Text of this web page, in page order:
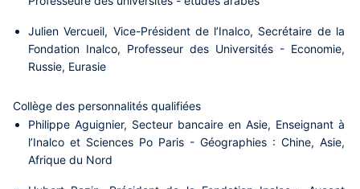
Julien Vercueil, Vice-Président de l’Inalco, Secrétaire de la
Fondation Inalco, Professeur des Universités - Economie,
Russie, Eurasie
Collège des personnalités qualifiées
Philippe Aguignier, Secteur bancaire en Asie, Enseignant à
l’Inalco et Sciences Po Paris - Géographies : Chine, Asie,
Afrique du Nord